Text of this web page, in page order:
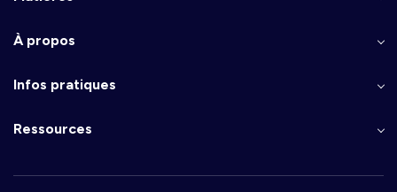
À propos
Infos pratiques
Ressources